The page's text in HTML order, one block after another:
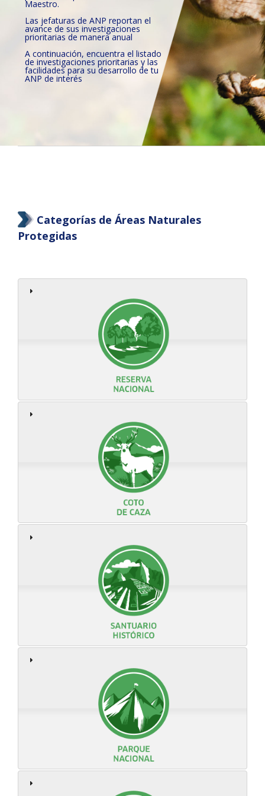
Maestro.
Las jefaturas de ANP reportan el
avance de sus investigaciones
prioritarias de manera anual
A continuación, encuentra el listado
de investigaciones prioritarias y las
facilidades para su desarrollo de tu
ANP de interés
Categorías de Áreas Naturales
Protegidas